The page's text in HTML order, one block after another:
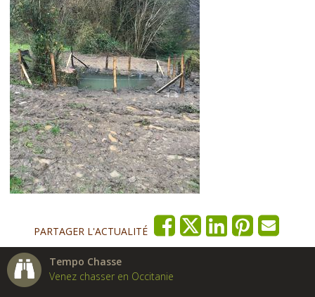
PARTAGER L'ACTUALITÉ
Tempo Chasse
Venez chasser en Occitanie